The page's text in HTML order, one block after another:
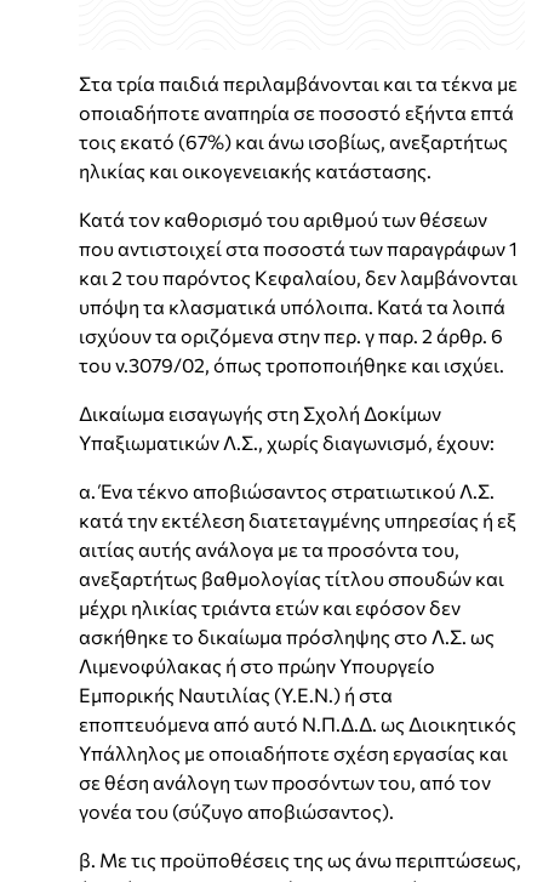
Στα τρία παιδιά περιλαμβάνονται και τα τέκνα με
οποιαδήποτε αναπηρία σε ποσοστό εξήντα επτά
τοις εκατό (67%) και άνω ισοβίως, ανεξαρτήτως
ηλικίας και οικογενειακής κατάστασης.
Κατά τον καθορισμό του αριθμού των θέσεων
που αντιστοιχεί στα ποσοστά των παραγράφων 1
και 2 του παρόντος Κεφαλαίου, δεν λαμβάνονται
υπόψη τα κλασματικά υπόλοιπα. Κατά τα λοιπά
ισχύουν τα οριζόμενα στην περ. γ παρ. 2 άρθρ. 6
του ν.3079/02, όπως τροποποιήθηκε και ισχύει.
Δικαίωμα εισαγωγής στη Σχολή Δοκίμων
Υπαξιωματικών Λ.Σ., χωρίς διαγωνισμό, έχουν:
α. Ένα τέκνο αποβιώσαντος στρατιωτικού Λ.Σ.
κατά την εκτέλεση διατεταγμένης υπηρεσίας ή εξ
αιτίας αυτής ανάλογα με τα προσόντα του,
ανεξαρτήτως βαθμολογίας τίτλου σπουδών και
μέχρι ηλικίας τριάντα ετών και εφόσον δεν
ασκήθηκε το δικαίωμα πρόσληψης στο Λ.Σ. ως
Λιμενοφύλακας ή στο πρώην Υπουργείο
Εμπορικής Ναυτιλίας (Υ.Ε.Ν.) ή στα
εποπτευόμενα από αυτό Ν.Π.Δ.Δ. ως Διοικητικός
Υπάλληλος με οποιαδήποτε σχέση εργασίας και
σε θέση ανάλογη των προσόντων του, από τον
γονέα του (σύζυγο αποβιώσαντος).
β. Με τις προϋποθέσεις της ως άνω περιπτώσεως,